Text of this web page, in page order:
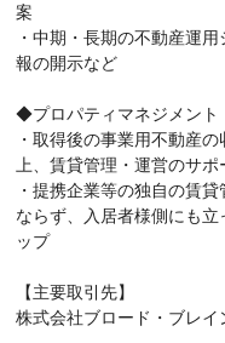
案
・中期・長期の不動産運
報の開示など
◆プロパティマネジメント
・取得後の事業用不動産
上、賃貸管理・運営のサポ
・提携企業等の独自の賃
ならず、入居者様側にも
ップ
【主要取引先】
株式会社ブロード・ブレイ